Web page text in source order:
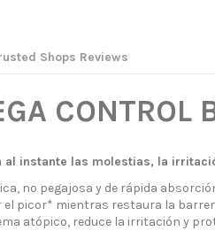
Shops Reviews
al instante las molestias, la
no pegajosa y de rápida
picor* mientras restaura la
atópico, reduce la irritación y